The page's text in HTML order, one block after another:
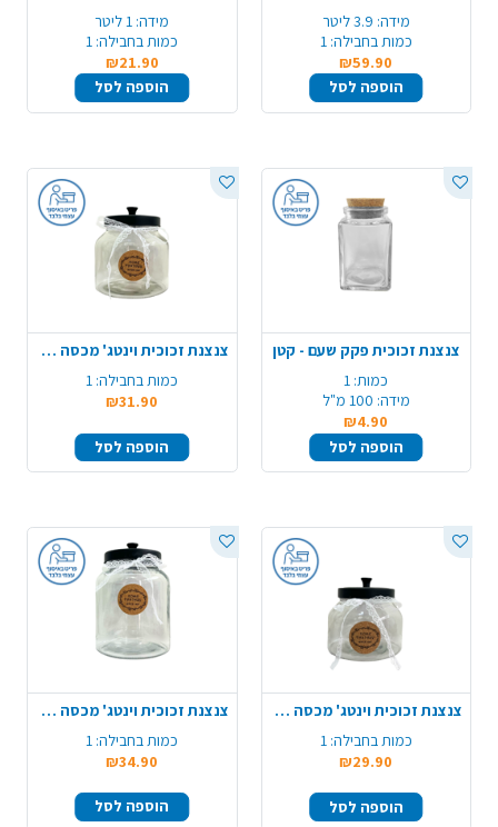
מידה: 3.9 ליטר
כמות בחבילה: 1
₪59.90
הוספה לסל
מידה: 1 ליטר
כמות בחבילה: 1
₪21.90
הוספה לסל
צנצנת זכוכית פקק שעם - קטן
כמות: 1
מידה: 100 מ"ל
₪4.90
הוספה לסל
צנצנת זכוכית וינטג' מכסה שחור - בינוני
כמות בחבילה: 1
₪31.90
הוספה לסל
צנצנת זכוכית וינטג' מכסה שחור - קטן
כמות בחבילה: 1
₪29.90
הוספה לסל
צנצנת זכוכית וינטג' מכסה שחור - גדול
כמות בחבילה: 1
₪34.90
הוספה לסל